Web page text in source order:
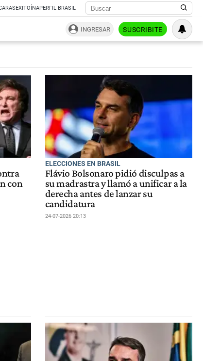
EXITOÍNAPERFIL BRASIL
INGRESAR SUSCRIBITE
con
ELECCIONES EN BRASIL
Flávio Bolsonaro pidió disculpas a
su madrastra y llamó a unificar a la
derecha antes de lanzar su
candidatura
24-07-2026 20:13